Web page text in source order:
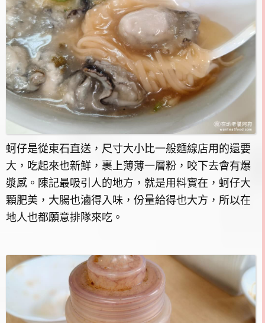
蚵仔是從東石直送，尺寸大小比一般麵線店用的還要
大，吃起來也新鮮，裹上薄薄一層粉，咬下去會有爆
漿感。陳記最吸引人的地方，就是用料實在，蚵仔大
顆肥美，大腸也滷得入味，份量給得也大方，所以在
地人也都願意排隊來吃。